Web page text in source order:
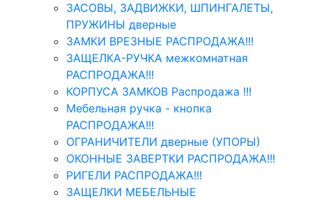
ЗАСОВЫ, ЗАДВИЖКИ, ШПИНГАЛЕТЫ,
ПРУЖИНЫ дверные
ЗАМКИ ВРЕЗНЫЕ РАСПРОДАЖА!!!
ЗАЩЕЛКА-РУЧКА межкомнатная
РАСПРОДАЖА!!!
КОРПУСА ЗАМКОВ Распродажа !!!
Мебельная ручка - кнопка
РАСПРОДАЖА!!!
ОГРАНИЧИТЕЛИ дверные (УПОРЫ)
ОКОННЫЕ ЗАВЕРТКИ РАСПРОДАЖА!!!
РИГЕЛИ РАСПРОДАЖА!!!
ЗАЩЕЛКИ МЕБЕЛЬНЫЕ